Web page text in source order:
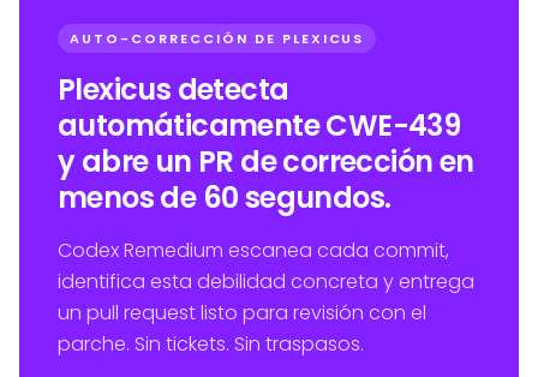
AUTO-CORRECCIÓN DE PLEXICUS
Plexicus detecta
automáticamente CWE-439
y abre un PR de corrección en
menos de 60 segundos.
Codex Remedium escanea cada commit,
identifica esta debilidad concreta y entrega
un pull request listo para revisión con el
parche. Sin tickets. Sin traspasos.